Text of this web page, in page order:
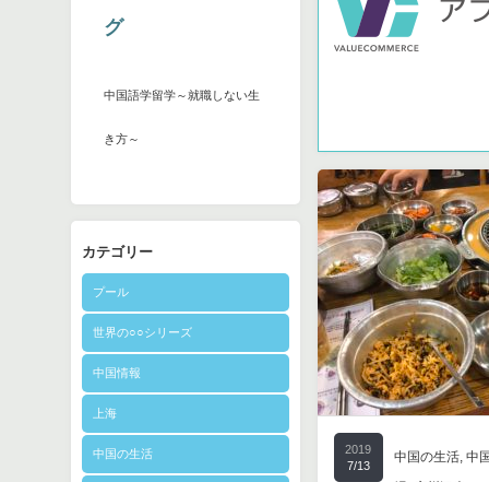
グ
中国語学留学～就職しない生
き方～
カテゴリー
プール
世界の○○シリーズ
中国情報
上海
中国の生活
2019
7/13
中国の生活, 中